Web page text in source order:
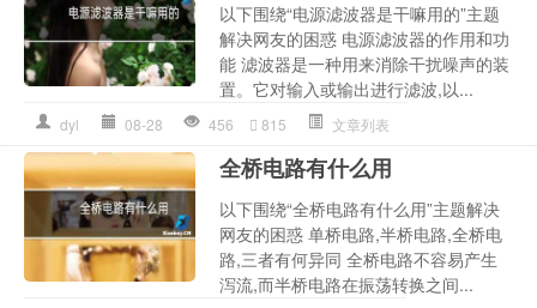
以下围绕“电源滤波器是干嘛用的”主题
解决网友的困惑 电源滤波器的作用和功
能 滤波器是一种用来消除干扰噪声的装
置。它对输入或输出进行滤波,以...
dyl 08-28 456 815 文章列表
全桥电路有什么用
以下围绕“全桥电路有什么用”主题解决
网友的困惑 单桥电路,半桥电路,全桥电
路,三者有何异同 全桥电路不容易产生
泻流,而半桥电路在振荡转换之间...